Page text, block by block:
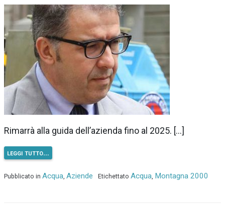
Rimarrà alla guida dell’azienda fino al 2025. […]
leggi tutto…
Pubblicato in Acqua Aziende Etichettato Acqua Montagna 2000